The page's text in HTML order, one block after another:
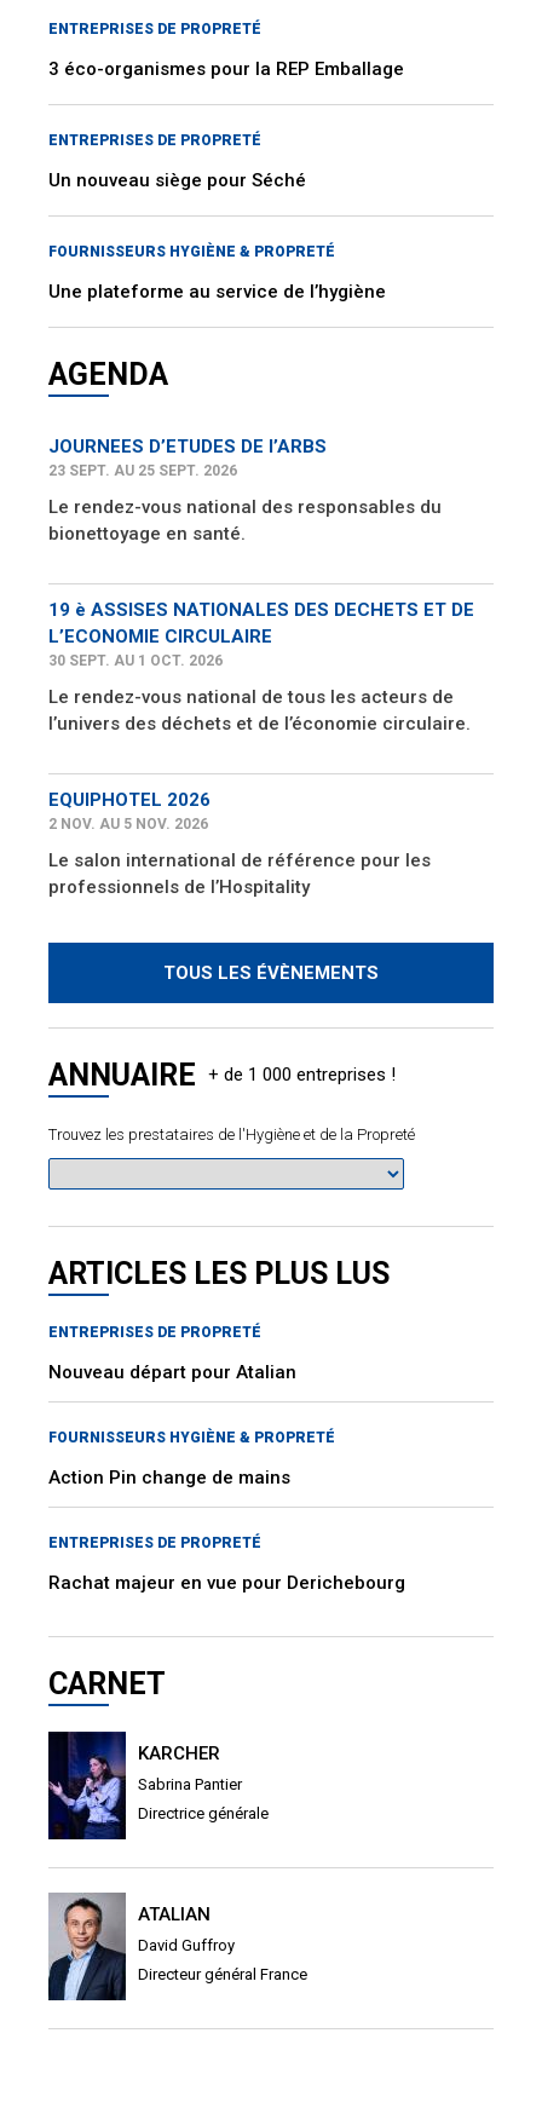
ENTREPRISES DE PROPRETÉ
3 éco-organismes pour la REP Emballage
ENTREPRISES DE PROPRETÉ
Un nouveau siège pour Séché
FOURNISSEURS HYGIÈNE & PROPRETÉ
Une plateforme au service de l’hygiène
AGENDA
JOURNEES D’ETUDES DE l’ARBS
23 SEPT. AU 25 SEPT. 2026
Le rendez-vous national des responsables du
bionettoyage en santé.
19 è ASSISES NATIONALES DES DECHETS ET DE
L’ECONOMIE CIRCULAIRE
30 SEPT. AU 1 OCT. 2026
Le rendez-vous national de tous les acteurs de
l’univers des déchets et de l’économie circulaire.
EQUIPHOTEL 2026
2 NOV. AU 5 NOV. 2026
Le salon international de référence pour les
professionnels de l’Hospitality
TOUS LES ÉVÈNEMENTS
ANNUAIRE
Trouvez les prestataires de l'Hygiène et de la Propreté
ARTICLES LES PLUS LUS
ENTREPRISES DE PROPRETÉ
Nouveau départ pour Atalian
FOURNISSEURS HYGIÈNE & PROPRETÉ
Action Pin change de mains
ENTREPRISES DE PROPRETÉ
Rachat majeur en vue pour Derichebourg
CARNET
KARCHER
Sabrina Pantier
Directrice générale
ATALIAN
David Guffroy
Directeur général France